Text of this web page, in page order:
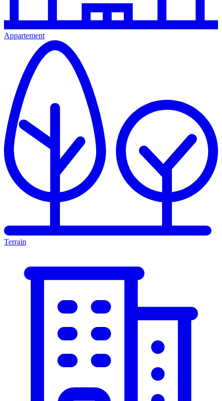
Appartement
Terrain